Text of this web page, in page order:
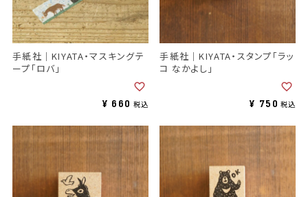
手紙社｜KIYATA・マスキングテ
ープ「ロバ」
¥ 660 税込
手紙社｜KIYATA・スタンプ「ラッ
コ なかよし」
¥ 750 税込